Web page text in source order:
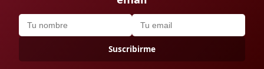
Suscribirme